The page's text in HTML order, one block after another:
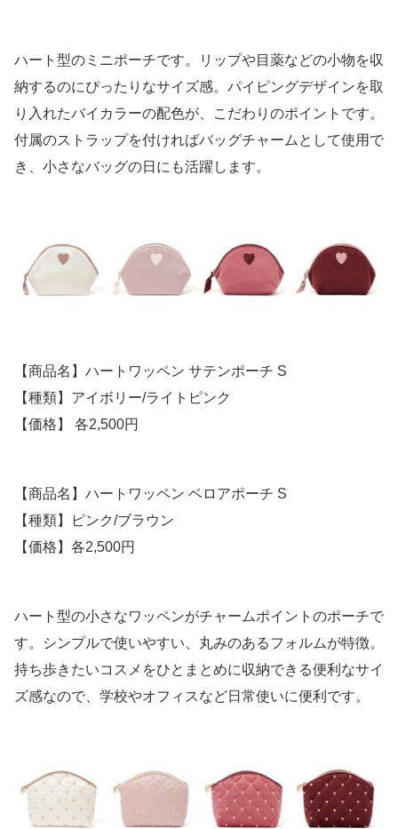
ハート型のミニポーチです。リップや目薬などの小物を収
納するのにぴったりなサイズ感。パイピングデザインを取
り入れたバイカラーの配色が、こだわりのポイントです。
付属のストラップを付ければバッグチャームとして使用で
き、小さなバッグの日にも活躍します。
【商品名】ハートワッペン サテンポーチ S
【種類】アイボリー/ライトピンク
【価格】 各2,500円
【商品名】ハートワッペン ベロアポーチ S
【種類】ピンク/ブラウン
【価格】各2,500円
ハート型の小さなワッペンがチャームポイントのポーチで
す。シンプルで使いやすい、丸みのあるフォルムが特徴。
持ち歩きたいコスメをひとまとめに収納できる便利なサイ
ズ感なので、学校やオフィスなど日常使いに便利です。